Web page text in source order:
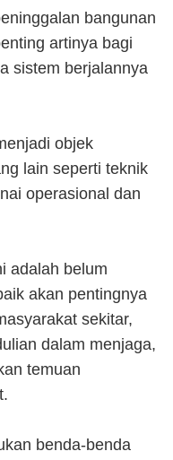
bangunan
artinya bagi
sistem berjalannya
objek
lain seperti teknik
operasional dan
adalah belum
akan pentingnya
sekitar,
dalam menjaga,
temuan
benda-benda